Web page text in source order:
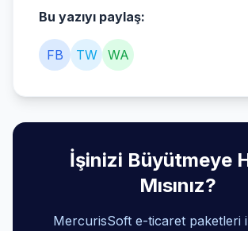
Bu yazıyı paylaş:
FB TW WA
İşinizi Büyütmeye
Mısınız?
MercurisSoft e-ticaret paketleri